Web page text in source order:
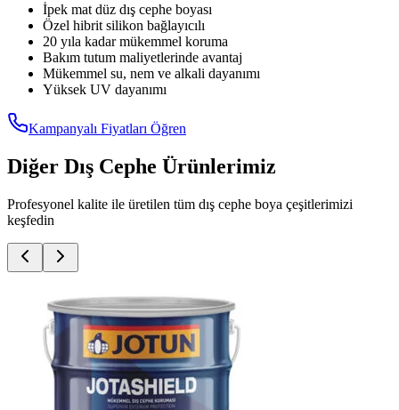
İpek mat düz dış cephe boyası
Özel hibrit silikon bağlayıcılı
20 yıla kadar mükemmel koruma
Bakım tutum maliyetlerinde avantaj
Mükemmel su, nem ve alkali dayanımı
Yüksek UV dayanımı
Kampanyalı Fiyatları Öğren
Diğer Dış Cephe Ürünlerimiz
Profesyonel kalite ile üretilen tüm dış cephe boya çeşitlerimizi
keşfedin